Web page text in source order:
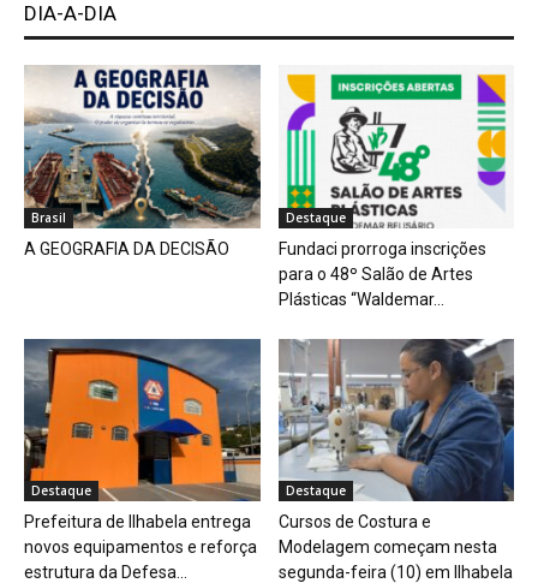
DIA-A-DIA
Brasil
A GEOGRAFIA DA DECISÃO
Destaque
Fundaci prorroga inscrições
para o 48º Salão de Artes
Plásticas “Waldemar...
Destaque
Prefeitura de Ilhabela entrega
novos equipamentos e reforça
estrutura da Defesa...
Destaque
Cursos de Costura e
Modelagem começam nesta
segunda-feira (10) em Ilhabela